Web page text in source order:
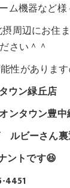
ム機器など
周辺にお住
さい＾＾
性がありま
ウン緑丘店
ンタウン豊中
ルビーさん裏
ントです😆
4451